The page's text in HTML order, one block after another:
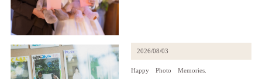
2026/08/03
Happy Photo Memories.